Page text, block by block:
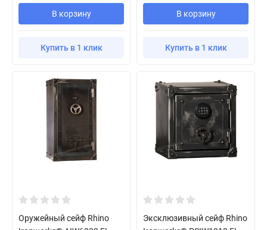
В корзину
Купить в 1 клик
В корзину
Купить в 1 клик
Оружейный сейф Rhino
Эксклюзивный сейф Rhino